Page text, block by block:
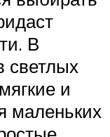
В
светлых
и
маленьких